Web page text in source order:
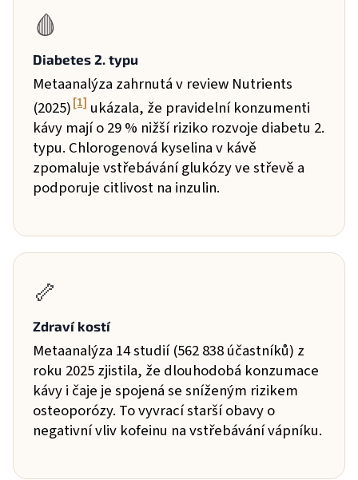
🩸
Diabetes 2. typu
Metaanalýza zahrnutá v review Nutrients
(2025)[1] ukázala, že pravidelní konzumenti
kávy mají o 29 % nižší riziko rozvoje diabetu 2.
typu. Chlorogenová kyselina v kávě
zpomaluje vstřebávání glukózy ve střevě a
podporuje citlivost na inzulin.
🦴
Zdraví kostí
Metaanalýza 14 studií (562 838 účastníků) z
roku 2025 zjistila, že dlouhodobá konzumace
kávy i čaje je spojená se sníženým rizikem
osteoporózy. To vyvrací starší obavy o
negativní vliv kofeinu na vstřebávání vápníku.